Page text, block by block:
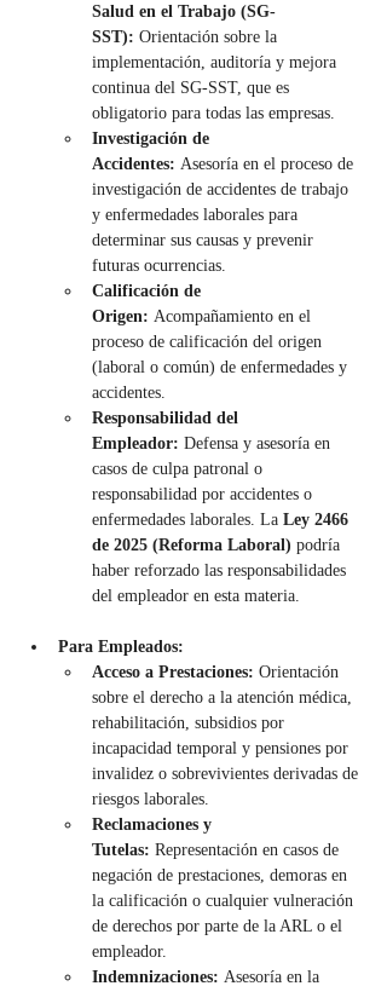
Salud en el Trabajo (SG-
SST): Orientación sobre la
implementación, auditoría y mejora
continua del SG-SST, que es
obligatorio para todas las empresas.
Investigación de
Accidentes: Asesoría en el proceso de
investigación de accidentes de trabajo
y enfermedades laborales para
determinar sus causas y prevenir
futuras ocurrencias.
Calificación de
Origen: Acompañamiento en el
proceso de calificación del origen
(laboral o común) de enfermedades y
accidentes.
Responsabilidad del
Empleador: Defensa y asesoría en
casos de culpa patronal o
responsabilidad por accidentes o
enfermedades laborales. La Ley 2466
de 2025 (Reforma Laboral) podría
haber reforzado las responsabilidades
del empleador en esta materia.
Para Empleados:
Acceso a Prestaciones: Orientación
sobre el derecho a la atención médica,
rehabilitación, subsidios por
incapacidad temporal y pensiones por
invalidez o sobrevivientes derivadas de
riesgos laborales.
Reclamaciones y
Tutelas: Representación en casos de
negación de prestaciones, demoras en
la calificación o cualquier vulneración
de derechos por parte de la ARL o el
empleador.
Indemnizaciones: Asesoría en la